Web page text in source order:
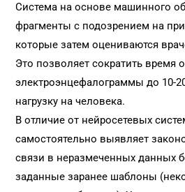
Система на основе машинного
фрагменты с подозрением на
которые затем оцениваются
Это позволяет сократить время
электроэнцефалограммы до 10-
нагрузку на человека.
В отличие от нейросетевых
самостоятельно выявляет
связи в неразмеченных данных
заданные заранее шаблоны